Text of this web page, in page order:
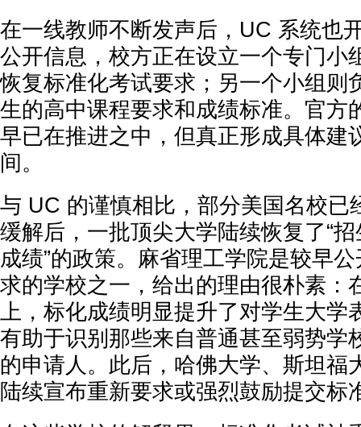
在一线教师不断发声后，UC 系统也
公开信息，校方正在设立一个专门小
恢复标准化考试要求；另一个小组则
生的高中课程要求和成绩标准。官方
早已在推进之中，但真正形成具体建
间。
与 UC 的谨慎相比，部分美国名校已
缓解后，一批顶尖大学陆续恢复了“
成绩”的政策。麻省理工学院是较早
求的学校之一，给出的理由很朴素：
上，标化成绩明显提升了对学生大学
有助于识别那些来自普通甚至弱势学
的申请人。此后，哈佛大学、斯坦福
陆续宣布重新要求或强烈鼓励提交标